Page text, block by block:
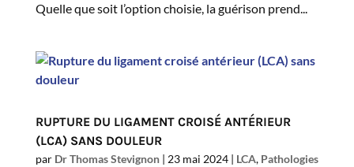
Quelle que soit l’option choisie, la guérison prend...
RUPTURE DU LIGAMENT CROISÉ ANTÉRIEUR
(LCA) SANS DOULEUR
par Dr Thomas Stevignon| 23 mai 2024| LCA, Pathologies